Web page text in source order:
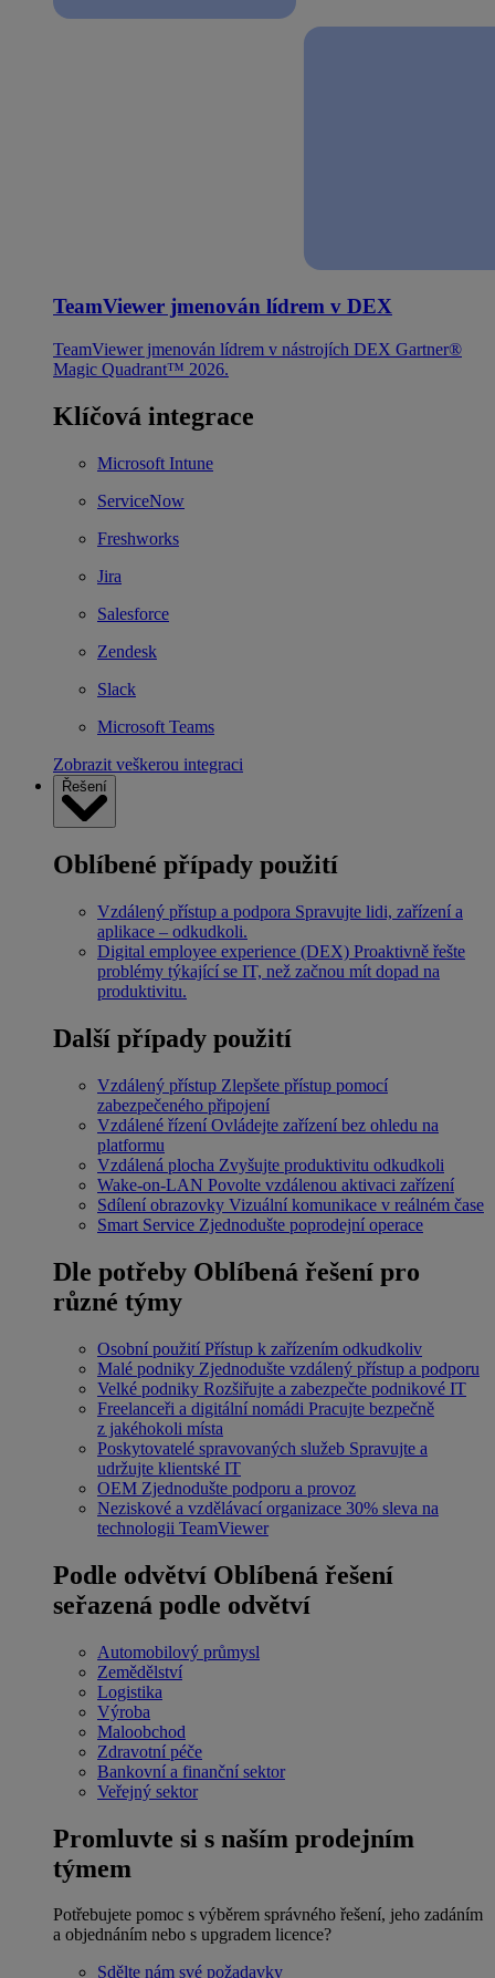
TeamViewer jmenován lídrem v DEX
TeamViewer jmenován lídrem v nástrojích DEX Gartner®
Magic Quadrant™ 2026.
Klíčová integrace
Microsoft Intune
ServiceNow
Freshworks
Jira
Salesforce
Zendesk
Slack
Microsoft Teams
Zobrazit veškerou integraci
Řešení
Oblíbené případy použití
Vzdálený přístup a podpora Spravujte lidi, zařízení a
aplikace – odkudkoli.
Digital employee experience (DEX) Proaktivně řešte
problémy týkající se IT, než začnou mít dopad na
produktivitu.
Další případy použití
Vzdálený přístup Zlepšete přístup pomocí
zabezpečeného připojení
Vzdálené řízení Ovládejte zařízení bez ohledu na
platformu
Vzdálená plocha Zvyšujte produktivitu odkudkoli
Wake-on-LAN Povolte vzdálenou aktivaci zařízení
Sdílení obrazovky Vizuální komunikace v reálném čase
Smart Service Zjednodušte poprodejní operace
Dle potřeby Oblíbená řešení pro
různé týmy
Osobní použití Přístup k zařízením odkudkoliv
Malé podniky Zjednodušte vzdálený přístup a podporu
Velké podniky Rozšiřujte a zabezpečte podnikové IT
Freelanceři a digitální nomádi Pracujte bezpečně
z jakéhokoli místa
Poskytovatelé spravovaných služeb Spravujte a
udržujte klientské IT
OEM Zjednodušte podporu a provoz
Neziskové a vzdělávací organizace 30% sleva na
technologii TeamViewer
Podle odvětví Oblíbená řešení
seřazená podle odvětví
Automobilový průmysl
Zemědělství
Logistika
Výroba
Maloobchod
Zdravotní péče
Bankovní a finanční sektor
Veřejný sektor
Promluvte si s naším prodejním
týmem
Potřebujete pomoc s výběrem správného řešení, jeho zadáním
a objednáním nebo s upgradem licence?
Sdělte nám své požadavky